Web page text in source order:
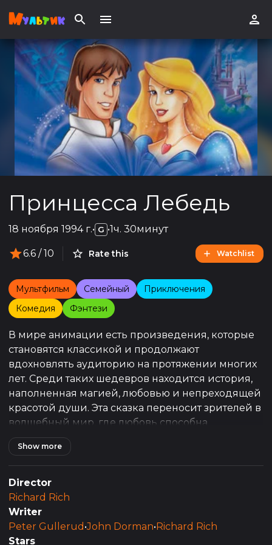
Принцесса Лебедь
18 ноября 1994 г.• G •1ч. 30минут
6.6 / 10 Rate this Watchlist
Мультфильм Семейный
Приключения
Комедия
Фэнтези
В мире анимации есть произведения, которые
становятся классикой и продолжают
вдохновлять аудиторию на протяжении многих
лет. Среди таких шедевров находится история,
наполненная магией, любовью и непреходящей
красотой души. Эта сказка переносит зрителей в
волшебный мир, где любовь способна
преодолеть любые препятствия, а доброта и
чистота сердца являются истинной силой. В
центре повествования – история принцессы, чья
судьба была жестоко изменена злым колдуном,
но её несгибаемый дух и вера в любовь
помогают ей противостоять темным силам.
Главная героиня этой истории, принцесса Одетт,
Show more
Director
Richard Rich
Writer
Peter Gullerud •John Dorman• Richard Rich
Stars